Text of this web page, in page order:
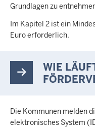
Grundlagen zu
Im Kapitel 2 ist ein
Euro erforderlich.
WIE
Die Kommunen melden
elektronisches System